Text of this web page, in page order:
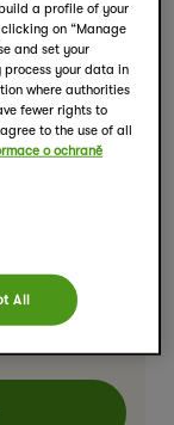
a profile of your
on “Manage
and set your
process your data in
where authorities
fewer rights to
to the use of all
o ochraně
All